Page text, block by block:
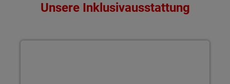
Unsere Inklusivausstattung